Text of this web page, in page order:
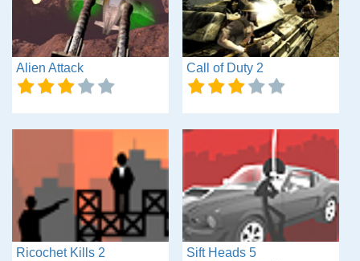
Alien Attack Call of Duty 2
Ricochet Kills 2 Sift Heads 5